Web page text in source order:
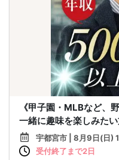
《甲子園・MLBなど、
一緒に趣味を楽しみた
宇都宮市 | 8月9日(日)
受付終了まで2日